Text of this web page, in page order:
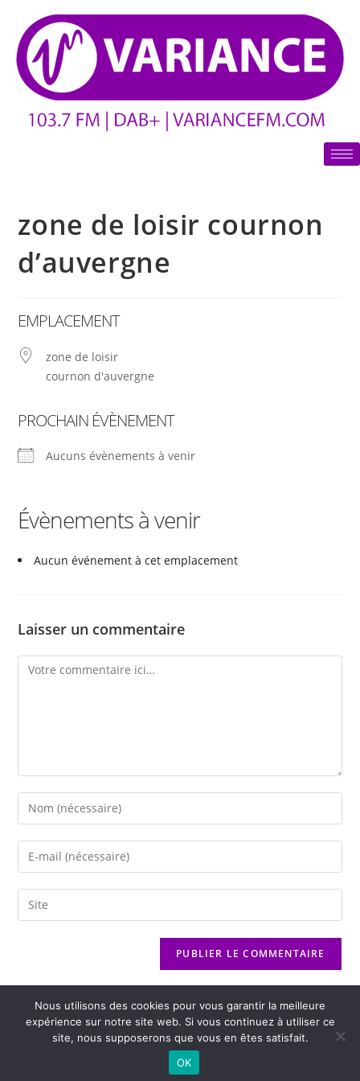
zone de loisir cournon
d’auvergne
EMPLACEMENT
zone de loisir
cournon d'auvergne
PROCHAIN ÉVÈNEMENT
Aucuns évènements à venir
Évènements à venir
Aucun événement à cet emplacement
Laisser un commentaire
2026 - Variance FM - Mentions légales - Politique de confidentialité -
- Réalisation
Nous utilisons des cookies pour vous garantir la meilleure
expérience sur notre site web. Si vous continuez à utiliser ce
site, nous supposerons que vous en êtes satisfait.
OK